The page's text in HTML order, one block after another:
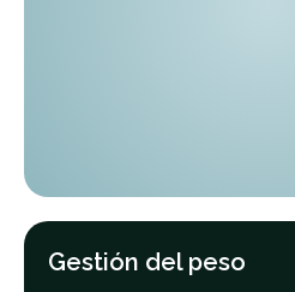
Gestión del peso